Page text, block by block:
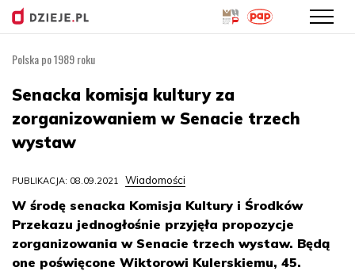
treści
Polska po 1989 roku
Senacka komisja kultury za
zorganizowaniem w Senacie trzech
wystaw
PUBLIKACJA: 08.09.2021 Wiadomości
W środę senacka Komisja Kultury i Środków
Przekazu jednogłośnie przyjęła propozycje
zorganizowania w Senacie trzech wystaw. Będą
one poświęcone Wiktorowi Kulerskiemu, 45.